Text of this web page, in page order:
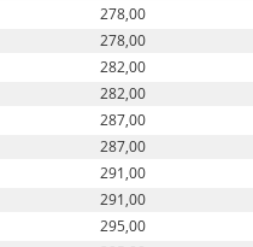
278,00
278,00
282,00
282,00
287,00
287,00
291,00
291,00
295,00